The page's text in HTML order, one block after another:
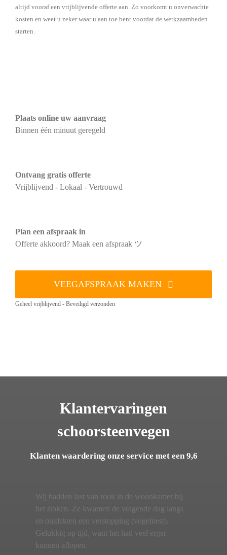
altijd vooraf een vrijblijvende offerte aan. Zo voorkomt u onverwachte
kosten en weet u zeker waar u aan toe bent voordat de werkzaamheden
starten.
Plaats online uw aanvraag
Binnen één minuut geregeld
Ontvang gratis offerte
Vrijblijvend - Lokaal - Vertrouwd
Plan een afspraak in
Offerte akkoord? Maak een afspraak ツ
VEEGAFSPRAAK MAKEN
Geheel vrijblijvend - Beveiligd verzonden
Klantervaringen
schoorsteenvegen
Klanten waardering onze service met een 9,6
Wij hadden last van rook in de woonkamer bij
het stoken. Ze kwamen de volgende dag langs
en ontdekten een verstopping (vogelnest).
Gelukkig op tijd, want het had veel erger
kunnen aflopen.